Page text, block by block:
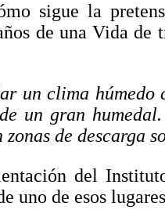
sigue la
de una Vida de
un clima
un gran
de descarga
del
uno de esos